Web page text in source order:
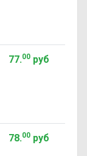
77.00руб
78.00руб